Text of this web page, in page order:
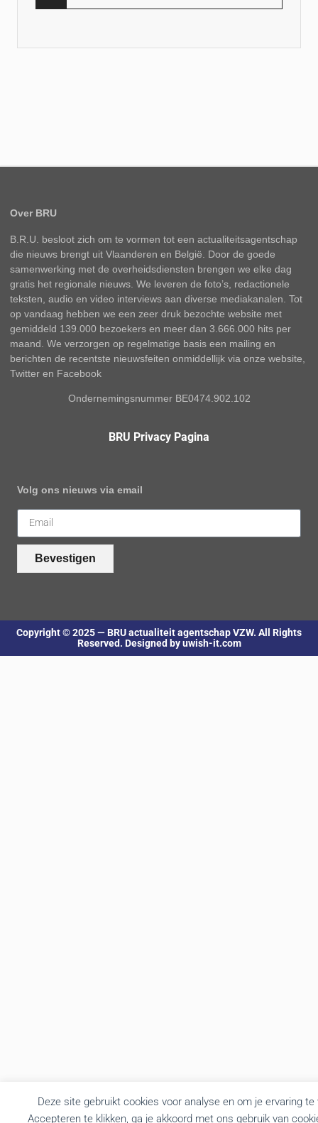
Deze site gebruikt cookies voor analyse en om je ervaring
Accepteren te klikken, ga je akkoord met ons gebruik van
Over BRU
B.R.U. besloot zich om te vormen tot een actualiteitsagentschap
die nieuws brengt uit Vlaanderen en België. Door de goede
samenwerking met de overheidsdiensten brengen we elke dag
gratis het regionale nieuws. We leveren de foto’s, redactionele
teksten, audio en video interviews aan diverse mediakanalen. Tot
op vandaag hebben we een zeer druk bezochte website met
gemiddeld 139.000 bezoekers en meer dan 3.666.000 hits per
maand. We verzorgen op regelmatige basis een mailing en
berichten de recentste nieuwsfeiten onmiddellijk via onze website,
Twitter en Facebook
Ondernemingsnummer BE0474.902.102
BRU Privacy Pagina
Volg ons nieuws via email
Bevestigen
Copyright © 2025 — BRU actualiteit agentschap VZW. All Rights
Reserved. Designed by uwish-it.com